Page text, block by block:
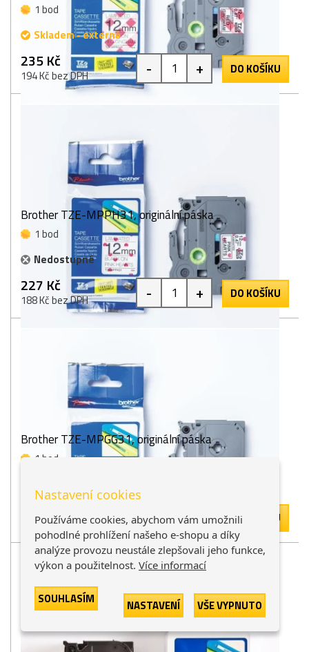
1 bod
Skladem - externě
235 Kč
194 Kč bez DPH - + DO KOŠÍKU
Brother TZE-MPPH31, originální páska
1 bod
Nedostupné
227 Kč
188 Kč bez DPH - + DO KOŠÍKU
Brother TZE-MPGG31, originální páska
1 bod
198 Kč bez DPH - + DO KOŠÍKU
Nastavení cookies
Používáme cookies, abychom vám umožnili
pohodlné prohlížení našeho e-shopu a díky
analýze provozu neustále zlepšovali jeho funkce,
výkon a použitelnost. Více informací
SOUHLASÍM NASTAVENÍ VŠE VYPNUTO